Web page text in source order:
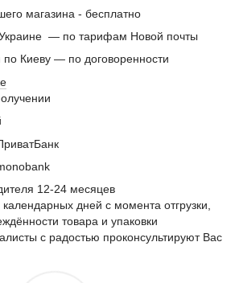
магазина - бесплатно
— по тарифам Новой почты
по Киеву — по договоренности
12-24 месяцев
дней с момента отгрузки,
товара и упаковки
с радостью проконсультируют Вас